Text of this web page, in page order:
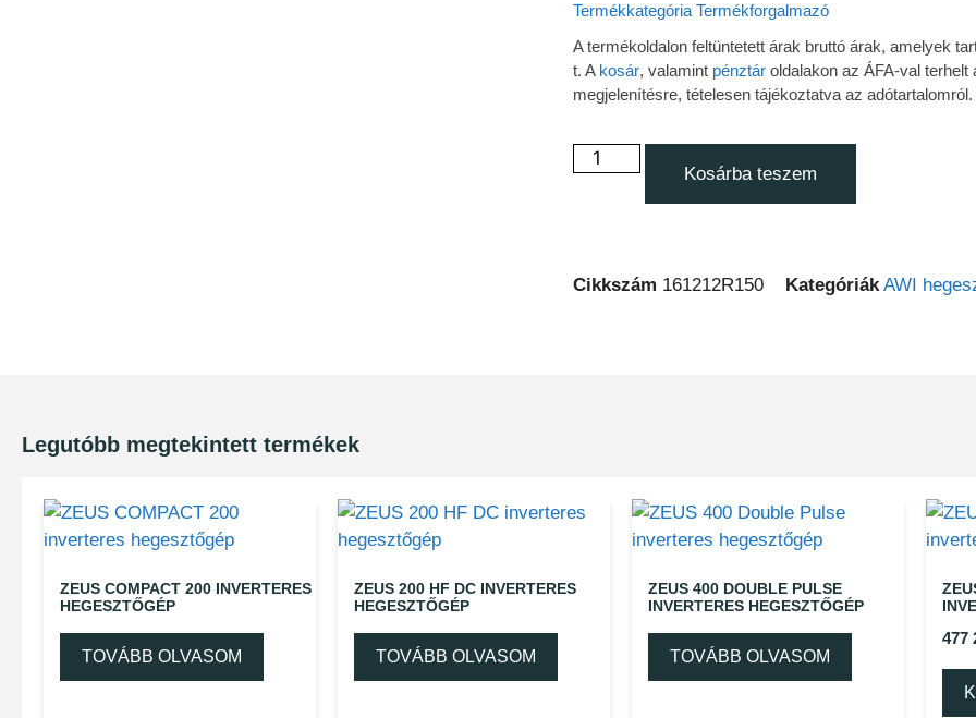
Termékkategória Termékforgalmazó
A termékoldalon feltüntetett árak bruttó árak, amelyek
t. A kosár, valamint pénztár oldalakon az ÁFA-val terhelt
megjelenítésre, tételesen tájékoztatva az adótartalomról.
Kosárba teszem
Cikkszám 161212R150 Kategóriák AWI
Legutóbb megtekintett termékek
ZEUS COMPACT 200 INVERTERES
HEGESZTŐGÉP
TOVÁBB OLVASOM
ZEUS 200 HF DC INVERTERES
HEGESZTŐGÉP
TOVÁBB OLVASOM
ZEUS 400 DOUBLE PULSE
INVERTERES HEGESZTŐGÉP
TOVÁBB OLVASOM
477